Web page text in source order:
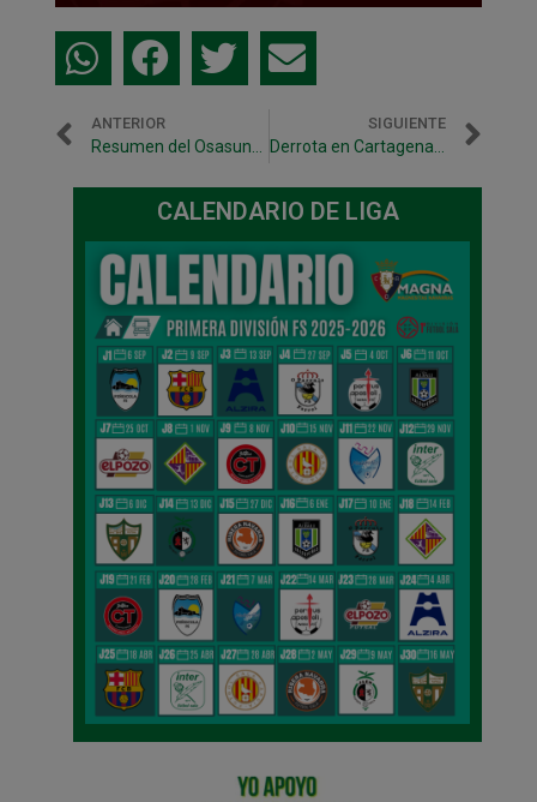
ANTERIOR
Resumen del Osasuna Magna 1 – Palma Futsal 2
SIGUIENTE
Derrota en Cartagena (5-3), fruto de errores puntuales.
CALENDARIO DE LIGA